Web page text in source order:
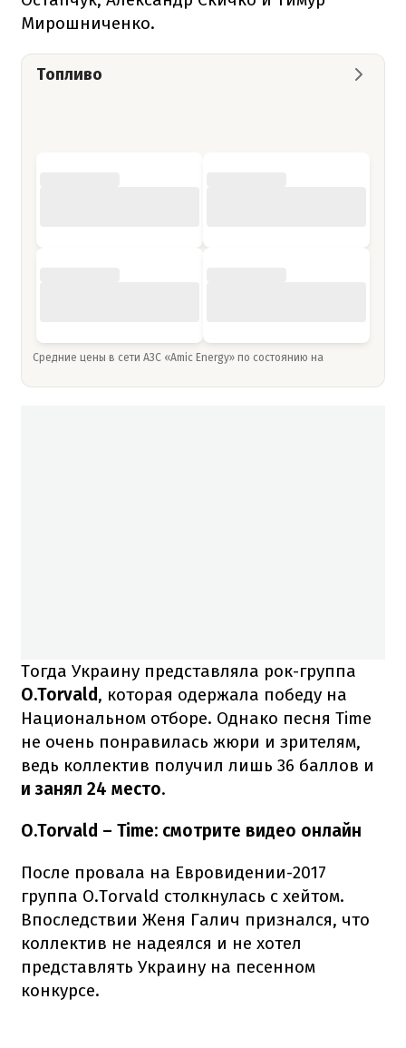
Мирошниченко.
Топливо
Средние цены в сети АЗС «Amic Energy» по состоянию на
Тогда Украину представляла рок-группа
O.Torvald, которая одержала победу на
Национальном отборе. Однако песня Time
не очень понравилась жюри и зрителям,
ведь коллектив получил лишь 36 баллов и
и занял 24 место.
O.Torvald – Time: смотрите видео онлайн
После провала на Евровидении-2017
группа O.Torvald столкнулась с хейтом.
Впоследствии Женя Галич признался, что
коллектив не надеялся и не хотел
представлять Украину на песенном
конкурсе.